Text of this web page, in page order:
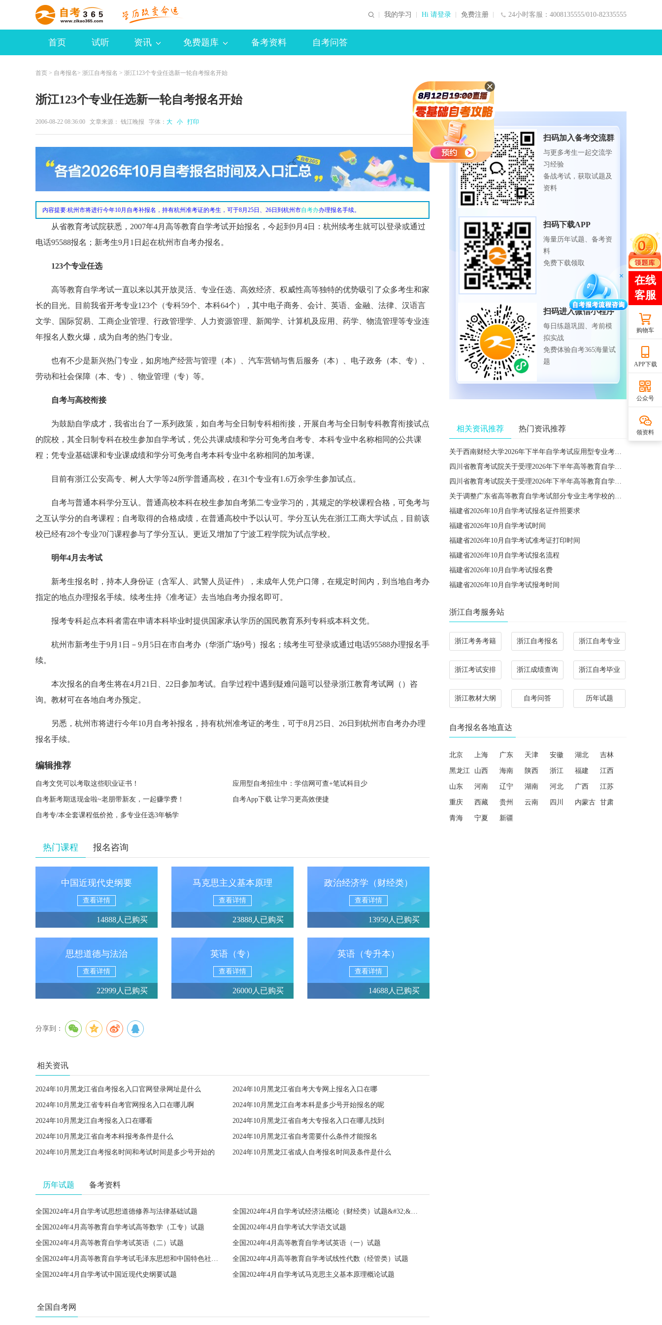
24小时客服：4008135555/010-82335555
我的学习 Hi 请登录 免费注册
首页 试听 资讯 免费题库 备考资料 自考问答
首页 > 自考报名 > 浙江自考报名 > 浙江123个专业任选新一轮自考报名开始
浙江123个专业任选新一轮自考报名开始
2006-08-22 08:36:00 文章来源： 钱江晚报 字体： 大 小 打印
内容提要:杭州市将进行今年10月自考补报名，持有杭州准考证的考生，可于8月25日、26日到杭州市自考办办理报名手续。
从省教育考试院获悉，2007年4月高等教育自学考试开始报名，今起到9月4日：杭州续考生就可以登录或通过
电话95588报名；新考生9月1日起在杭州市自考办报名。
123个专业任选
高等教育自学考试一直以来以其开放灵活、专业任选、高效经济、权威性高等独特的优势吸引了众多考生和家
长的目光。目前我省开考专业123个（专科59个、本科64个），其中电子商务、会计、英语、金融、法律、汉语言
文学、国际贸易、工商企业管理、行政管理学、人力资源管理、新闻学、计算机及应用、药学、物流管理等专业连
年报名人数火爆，成为自考的热门专业。
也有不少是新兴热门专业，如房地产经营与管理（本）、汽车营销与售后服务（本）、电子政务（本、专）、
劳动和社会保障（本、专）、物业管理（专）等。
自考与高校衔接
为鼓励自学成才，我省出台了一系列政策，如自考与全日制专科相衔接，开展自考与全日制专科教育衔接试点
的院校，其全日制专科在校生参加自学考试，凭公共课成绩和学分可免考自考专、本科专业中名称相同的公共课
程；凭专业基础课和专业课成绩和学分可免考自考本科专业中名称相同的加考课。
目前有浙江公安高专、树人大学等24所学普通高校，在31个专业有1.6万余学生参加试点。
自考与普通本科学分互认。普通高校本科在校生参加自考第二专业学习的，其规定的学校课程合格，可免考与
之互认学分的自考课程；自考取得的合格成绩，在普通高校中予以认可。学分互认先在浙江工商大学试点，目前该
校已经有28个专业70门课程参与了学分互认。更近又增加了宁波工程学院为试点学校。
明年4月去考试
新考生报名时，持本人身份证（含军人、武警人员证件），未成年人凭户口簿，在规定时间内，到当地自考办
指定的地点办理报名手续。续考生持《准考证》去当地自考办报名即可。
报考专科起点本科者需在申请本科毕业时提供国家承认学历的国民教育系列专科或本科文凭。
杭州市新考生于9月1日－9月5日在市自考办（华浙广场9号）报名；续考生可登录或通过电话95588办理报名手
续。
本次报名的自考生将在4月21日、22日参加考试。自学过程中遇到疑难问题可以登录浙江教育考试网（ ）咨
询。教材可在各地自考办预定。
另悉，杭州市将进行今年10月自考补报名，持有杭州准考证的考生，可于8月25日、26日到杭州市自考办办理
报名手续。
编辑推荐
自考文凭可以考取这些职业证书！ 应用型自考招生中：学信网可查+笔试科目少
自考新考期送现金啦~老朋带新友，一起赚学费！ 自考App下载 让学习更高效便捷
自考专/本全套课程低价抢，多专业任选3年畅学
热门课程 报名咨询
中国近现代史纲要
查看详情
14888人已购买
马克思主义基本原理
查看详情
23888人已购买
政治经济学（财经类）
查看详情
13950人已购买
思想道德与法治
查看详情
22999人已购买
英语（专）
查看详情
26000人已购买
英语（专升本）
查看详情
14688人已购买
分享到：
相关资讯
2024年10月黑龙江省自考报名入口官网登录网址是什么 2024年10月黑龙江省自考大专网上报名入口在哪
2024年10月黑龙江省专科自考官网报名入口在哪儿啊 2024年10月黑龙江自考本科是多少号开始报名的呢
2024年10月黑龙江自考报名入口在哪看 2024年10月黑龙江省自考大专报名入口在哪儿找到
2024年10月黑龙江省自考本科报考条件是什么 2024年10月黑龙江省自考需要什么条件才能报名
2024年10月黑龙江自考报名时间和考试时间是多少号开始的 2024年10月黑龙江省成人自考报名时间及条件是什么
历年试题 备考资料
全国2024年4月自学考试思想道德修养与法律基础试题 全国2024年4月自学考试经济法概论（财经类）试题&#32;&#32;
全国2024年4月高等教育自学考试高等数学（工专）试题 全国2024年4月自学考试大学语文试题
全国2024年4月高等教育自学考试英语（二）试题 全国2024年4月高等教育自学考试英语（一）试题
全国2024年4月高等教育自学考试毛泽东思想和中国特色社会主义理论体系概论试题 全国2024年4月高等教育自学考试线性代数（经管类）试题
全国2024年4月自学考试中国近现代史纲要试题 全国2024年4月自学考试马克思主义基本原理概论试题
全国自考网
关注添加
扫码加入备考交流群
与更多考生一起交流学
习经验
备战考试，获取试题及
资料
扫码下载APP
海量历年试题、备考资
料
免费下载领取
扫码进入微信小程序
每日练题巩固、考前模
拟实战
免费体验自考365海量试
题
相关资讯推荐 热门资讯推荐
关于西南财经大学2026年下半年自学考试应用型专业考籍更改办理的通知
四川省教育考试院关于受理2026年下半年高等教育自学考试省际转考申请的通告
四川省教育考试院关于受理2026年下半年高等教育自学考试考籍更改申请的通告
关于调整广东省高等教育自学考试部分专业主考学校的通知
福建省2026年10月自学考试报名证件照要求
福建省2026年10月自学考试时间
福建省2026年10月自学考试准考证打印时间
福建省2026年10月自学考试报名流程
福建省2026年10月自学考试报名费
福建省2026年10月自学考试报考时间
浙江自考服务站
浙江考务考籍 浙江自考报名 浙江自考专业
浙江考试安排 浙江成绩查询 浙江自考毕业
浙江教材大纲 自考问答 历年试题
自考报名各地直达
北京 上海 广东 天津 安徽 湖北 吉林
黑龙江 山西 海南 陕西 浙江 福建 江西
山东 河南 辽宁 湖南 河北 广西 江苏
重庆 西藏 贵州 云南 四川 内蒙古 甘肃
青海 宁夏 新疆
购物车
APP下载
公众号
领资料